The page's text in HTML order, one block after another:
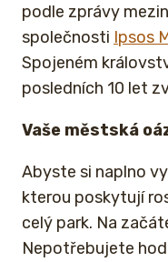
podle zprávy
společnosti Ipsos
Spojeném
posledních 10 let
Vaše městská
Abyste si naplno
kterou poskytují
celý park. Na
Nepotřebujete